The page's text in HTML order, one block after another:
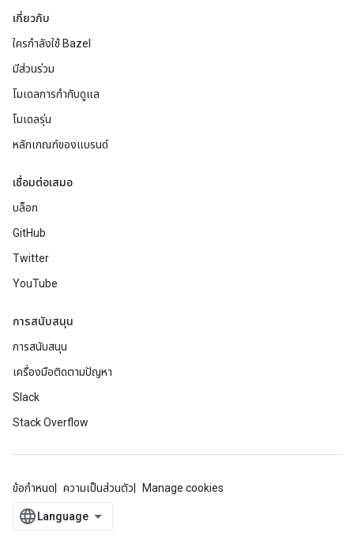
เกี่ยวกับ
ใครกำลังใช้ Bazel
มีส่วนร่วม
โมเดลการกำกับดูแล
โมเดลรุ่น
หลักเกณฑ์ของแบรนด์
เชื่อมต่อเสมอ
บล็อก
GitHub
Twitter
YouTube
การสนับสนุน
การสนับสนุน
เครื่องมือติดตามปัญหา
Slack
Stack Overflow
ข้อกำหนด ความเป็นส่วนตัว Manage cookies